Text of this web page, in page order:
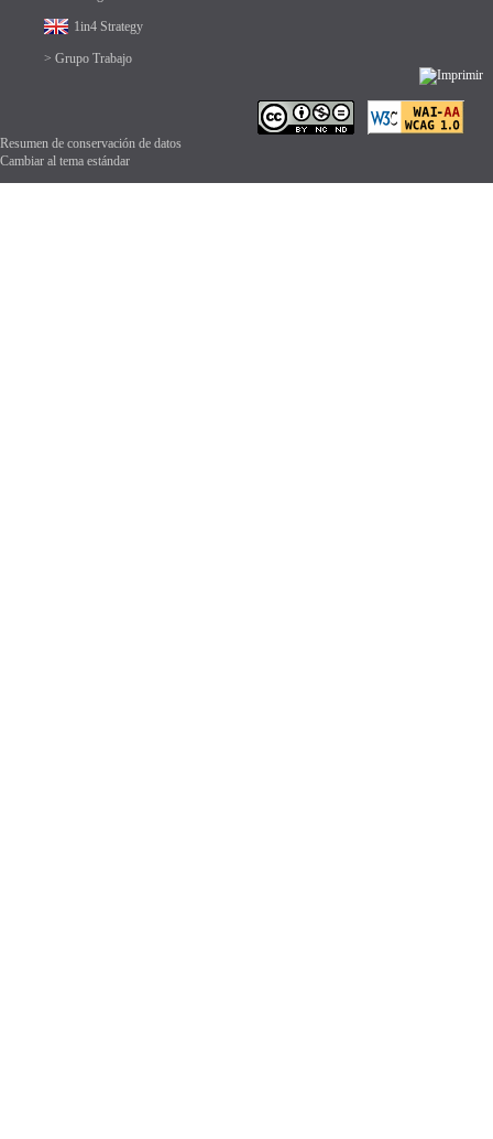
1in4 Strategy
> Grupo Trabajo
Resumen de conservación de datos
Cambiar al tema estándar